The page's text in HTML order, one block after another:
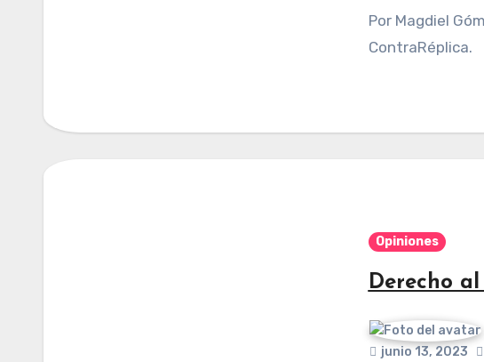
Por Magdiel Gómez Muñiz. Publicado en
ContraRéplica.
Opiniones
Derecho
junio 13, 2023